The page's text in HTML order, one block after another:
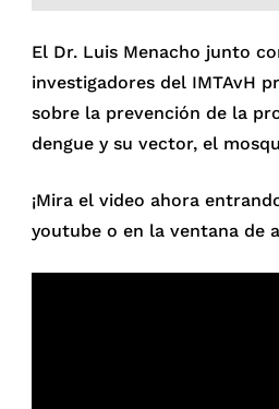
El Dr. Luis Menacho junto
investigadores del IMTAvH
sobre la prevención de la
dengue y su vector, el
¡Mira el video ahora
youtube o en la ventana de